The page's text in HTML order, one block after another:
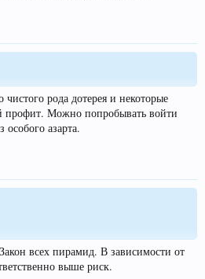
рода дотерея и некоторые
профит. Можно попробывать войти
азарта.
всех пирамид. В зависимости от
выше риск.